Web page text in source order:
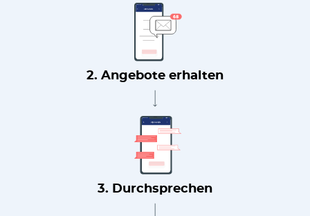
2. Angebote erhalten
3. Durchsprechen